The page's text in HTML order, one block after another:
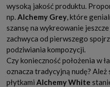
wysoką jakość produktu.
np.Alchemy Grey, które
szansę na wykreowanie
zachwyca od pierwszego
podziwiania kompozycji.
Czy konieczność położenia w
oznacza tradycyjną nudę? Ależ
płytkami Alchemy White